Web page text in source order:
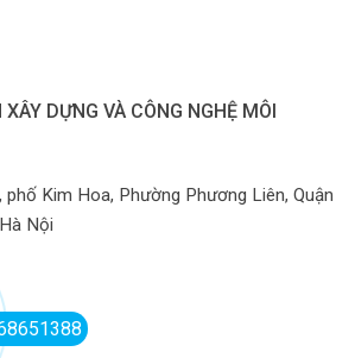
DỰNG VÀ CÔNG NGHỆ MÔI
Kim Hoa, Phường Phương Liên, Quận
Nội
hàng ngày